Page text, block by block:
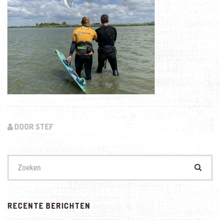
DOOR STEF
naar:
RECENTE BERICHTEN